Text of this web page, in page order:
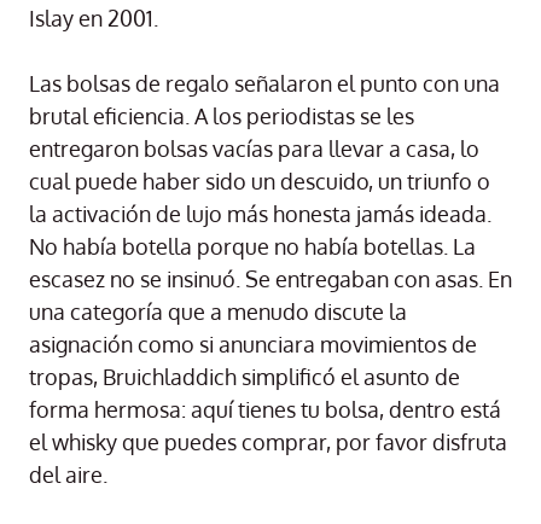
Islay en 2001.
Las bolsas de regalo señalaron el punto con una
brutal eficiencia. A los periodistas se les
entregaron bolsas vacías para llevar a casa, lo
cual puede haber sido un descuido, un triunfo o
la activación de lujo más honesta jamás ideada.
No había botella porque no había botellas. La
escasez no se insinuó. Se entregaban con asas. En
una categoría que a menudo discute la
asignación como si anunciara movimientos de
tropas, Bruichladdich simplificó el asunto de
forma hermosa: aquí tienes tu bolsa, dentro está
el whisky que puedes comprar, por favor disfruta
del aire.